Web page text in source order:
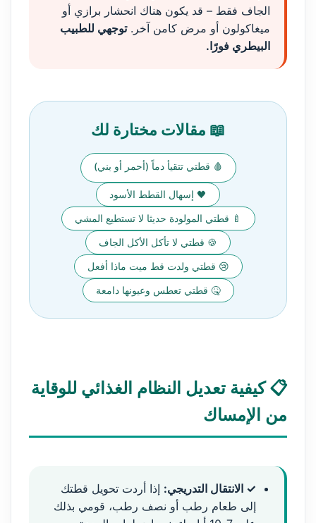
الجاف فقط – قد يكون هناك انحشار برازي أو
ميغاكولون أو مرض كامن آخر.توجهي للطبيب
البيطري فورًا.
📖 مقالات مختارة لك
🩸 قطتي تتقيأ دماً (أحمر أو بني)
🖤 إسهال القطط الأسود
🍼 قطتي المولودة حديثا لا تستطيع المشي
🍪 قطتي لا تأكل الأكل الجاف
😢 قطتي ولدت قط ميت ماذا أفعل
🤒 قطتي تعطس وعيونها دامعة
📋 كيفية تعديل النظام الغذائي للوقاية
من الإمساك
✓ الانتقال التدريجي: إذا أردت تحويل قطتك
إلى طعام رطب أو نصف رطب، قومي بذلك